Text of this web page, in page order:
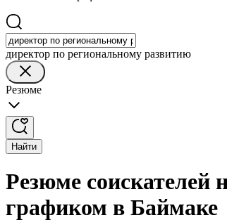
директор по региональному развитию
Резюме
Найти
Резюме соискателей
графиком в Баймаке